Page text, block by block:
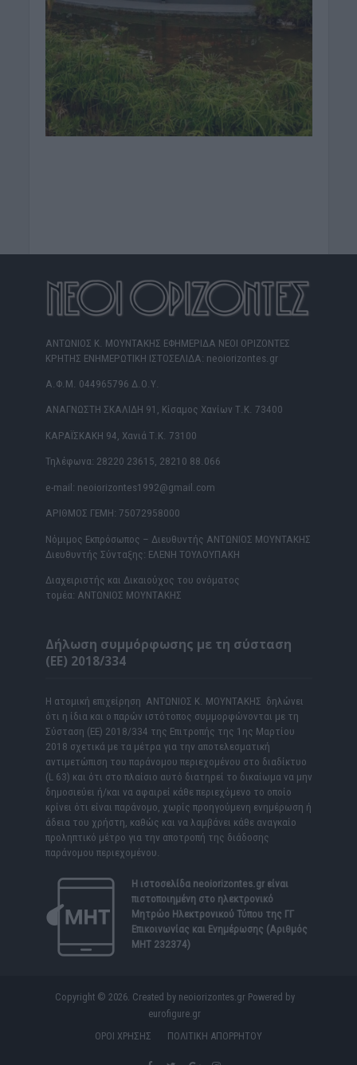
ΑΝΤΩΝΙΟΣ Κ. ΜΟΥΝΤΑΚΗΣ ΕΦΗΜΕΡΙΔΑ ΝΕΟΙ ΟΡΙΖΟΝΤΕΣ
ΚΡΗΤΗΣ ΕΝΗΜΕΡΩΤΙΚΗ ΙΣΤΟΣΕΛΙΔΑ: neoiorizontes.gr
Α.Φ.Μ. 044965796 Δ.Ο.Υ.
ΑΝΑΓΝΩΣΤΗ ΣΚΑΛΙΔΗ 91, Κίσαμος Χανίων Τ.Κ. 73400
ΚΑΡΑΪΣΚΑΚΗ 94, Χανιά Τ.Κ. 73100
Τηλέφωνα: 28220 23615, 28210 88.066
e-mail: neoiorizontes1992@gmail.com
ΑΡΙΘΜΟΣ ΓΕΜΗ: 75072958000
Νόμιμος Εκπρόσωπος – Διευθυντής ΑΝΤΩΝΙΟΣ ΜΟΥΝΤΑΚΗΣ
Διευθυντής Σύνταξης: ΕΛΕΝΗ ΤΟΥΛΟΥΠΑΚΗ
Διαχειριστής και Δικαιούχος του ονόματος
τομέα: ΑΝΤΩΝΙΟΣ ΜΟΥΝΤΑΚΗΣ
Δήλωση συμμόρφωσης με τη σύσταση
(ΕΕ) 2018/334
Η ατομική επιχείρηση ΑΝΤΩΝΙΟΣ Κ. ΜΟΥΝΤΑΚΗΣ δηλώνει
ότι η ίδια και ο παρών ιστότοπος συμμορφώνονται με τη
Σύσταση (ΕΕ) 2018/334 της Επιτροπής της 1ης Μαρτίου
2018 σχετικά με τα μέτρα για την αποτελεσματική
αντιμετώπιση του παράνομου περιεχομένου στο διαδίκτυο
(L 63) και ότι στο πλαίσιο αυτό διατηρεί το δικαίωμα να μην
δημοσιεύει ή/και να αφαιρεί κάθε περιεχόμενο το οποίο
κρίνει ότι είναι παράνομο, χωρίς προηγούμενη ενημέρωση ή
άδεια του χρήστη, καθώς και να λαμβάνει κάθε αναγκαίο
προληπτικό μέτρο για την αποτροπή της διάδοσης
παράνομου περιεχομένου.
Η ιστοσελίδα neoiorizontes.grείναι
πιστοποιημένη στο ηλεκτρονικό
Μητρώο Ηλεκτρονικού Τύπου της ΓΓ
Επικοινωνίας και Ενημέρωσης (Αριθμός
ΜΗΤ 232374)
Copyright © 2026. Created by neoiorizontes.gr Powered by
eurofigure.gr
ΟΡΟΙ ΧΡΗΣΗΣ
ΠΟΛΙΤΙΚΗ ΑΠΟΡΡΗΤΟΥ